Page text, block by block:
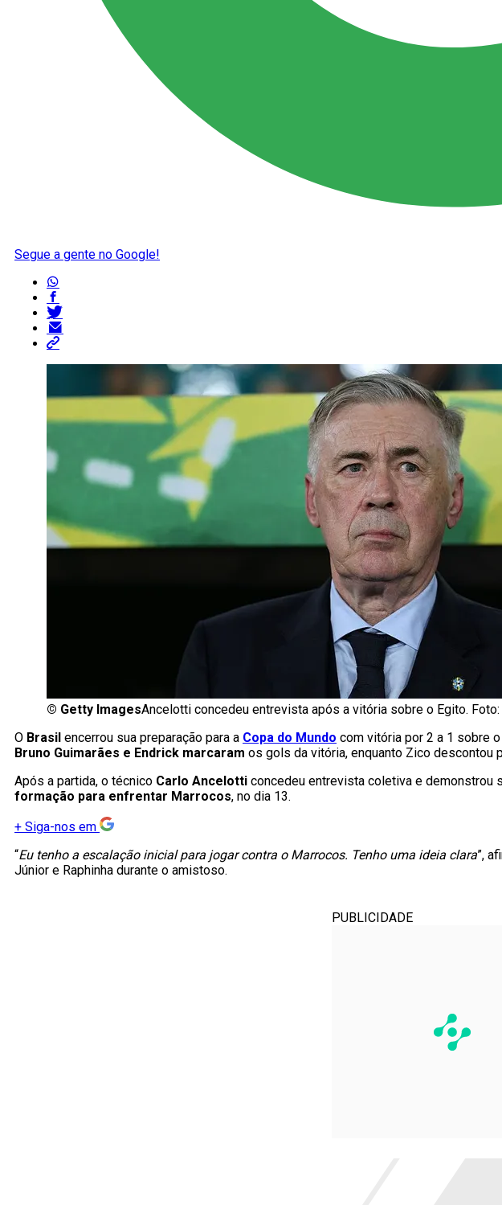
Segue a gente no Google!
© Getty ImagesAncelotti concedeu entrevista após a vitória sobre o Egito.
O Brasil encerrou sua preparação para a Copa do Mundo com vitória por 2 a 1 sobre o
Bruno Guimarães e Endrick marcaram os gols da vitória, enquanto Zico descontou
Após a partida, o técnico Carlo Ancelotti concedeu entrevista coletiva e demonstrou
formação para enfrentar Marrocos, no dia 13.
+ Siga-nos em
“Eu tenho a escalação inicial para jogar contra o Marrocos. Tenho uma ideia clara”,
Júnior e Raphinha durante o amistoso.
PUBLICIDADE